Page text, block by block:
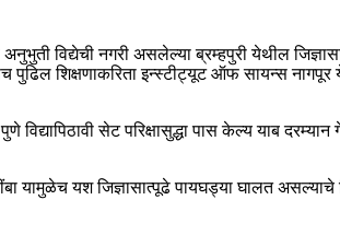
विद्येची नगरी असलेल्या ब्रम्हपुरी येथील
शिक्षणाकरिता इन्स्टीट्यूट ऑफ सायन्स
विद्यापिठावी सेट परिक्षासुद्धा पास केल्य याब
यामुळेच यश जिज्ञासात्पूढे पायघड्या घालत असल्याचे